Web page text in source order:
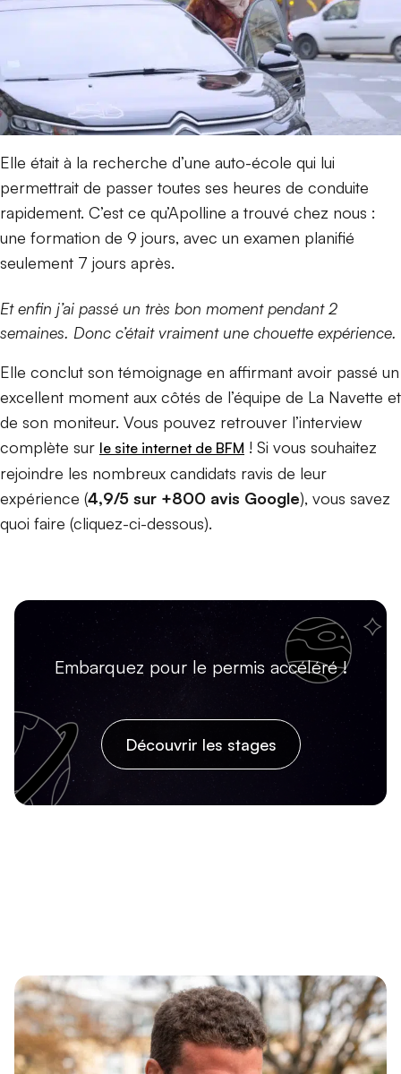
Elle était à la recherche d’une auto-école qui lui
permettrait de passer toutes ses heures de conduite
rapidement. C’est ce qu’Apolline a trouvé chez nous :
une formation de 9 jours, avec un examen planifié
seulement 7 jours après.
Et enfin j’ai passé un très bon moment pendant 2
semaines. Donc c’était vraiment une chouette expérience.
Elle conclut son témoignage en affirmant avoir passé un
excellent moment aux côtés de l’équipe de La Navette et
de son moniteur. Vous pouvez retrouver l’interview
complète sur le site internet de BFM ! Si vous souhaitez
rejoindre les nombreux candidats ravis de leur
expérience (4,9/5 sur +800 avis Google), vous savez
quoi faire (cliquez-ci-dessous).
Embarquez pour le permis accéléré !
Découvrir les stages